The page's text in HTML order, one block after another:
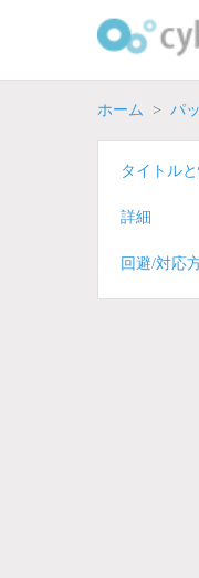
ホーム パ
タイトル
詳細
回避/対応